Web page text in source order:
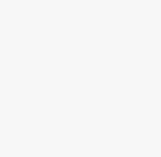
воздуха от
содержать